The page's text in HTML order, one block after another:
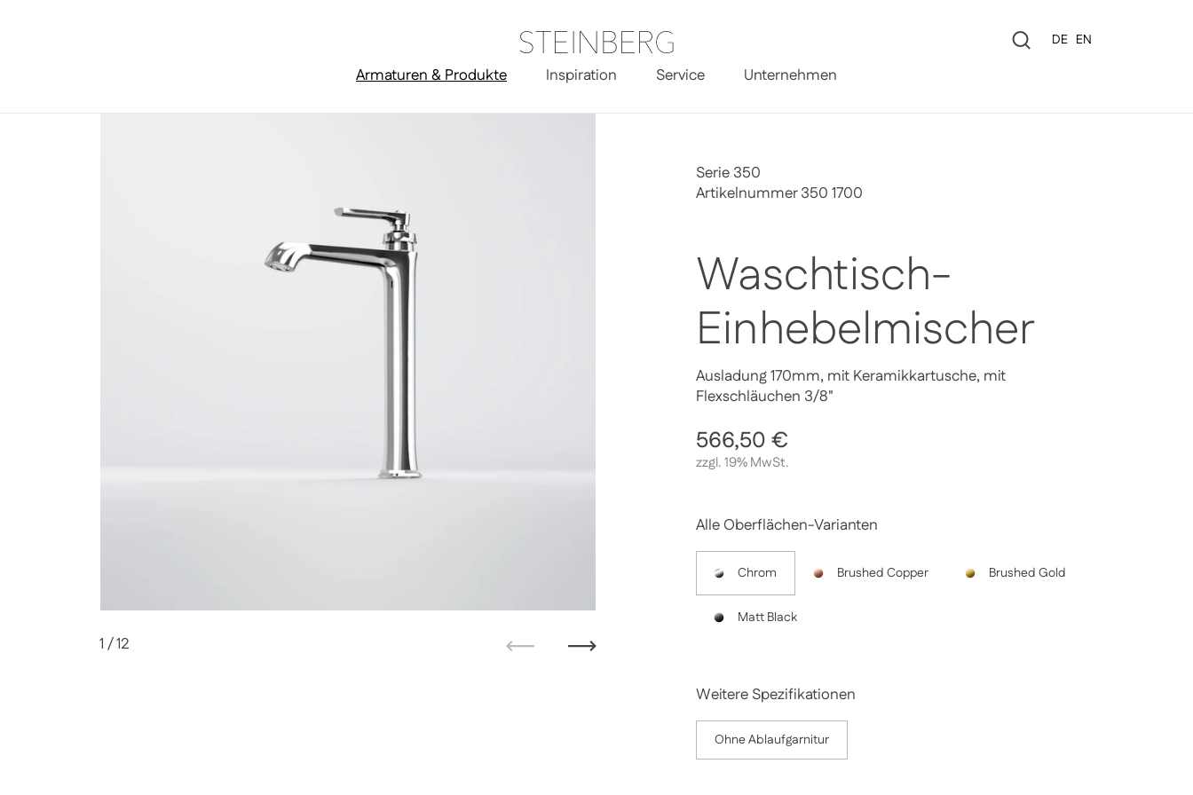
Sprache
DE EN
Armaturen & Produkte Inspiration Service Unternehmen
Serie 350 Waschtisch-Einhebelmischer
Waschtisch-
Einhebelmischer
Ausladung 170mm, mit Keramikkartusche, mit
Flexschläuchen 3/8"
Serie 350
Artikelnummer 350 1700
Regulärer Preis
566,50 €
zzgl. 19% MwSt.
Alle Oberflächen-Varianten
Chrom Brushed Copper Brushed Gold
Matt Black
Weitere Spezifikationen
Ohne Ablaufgarnitur
1 / 12
Weiter